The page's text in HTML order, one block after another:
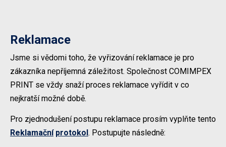
Reklamace
Jsme si vědomi toho, že vyřizování reklamace je pro
zákazníka nepříjemná záležitost. Společnost COMIMPEX
PRINT se vždy snaží proces reklamace vyřídit v co
nejkratší možné době.
Pro zjednodušení postupu reklamace prosím vyplňte tento
Reklamační protokol. Postupujte následně: